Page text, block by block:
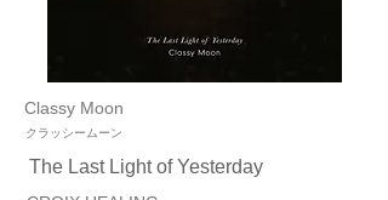
Classy Moon
クラッシームーン
The Last Light of Yesterday